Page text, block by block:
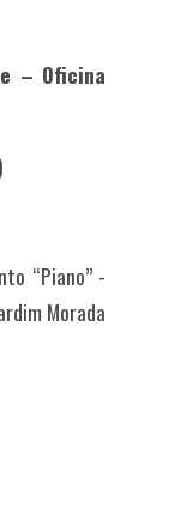
– Oficina
“Piano” -
Morada